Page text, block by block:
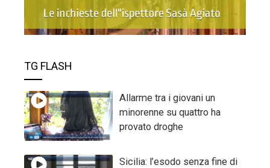
TG FLASH
Allarme tra i giovani un
minorenne su quattro ha
provato droghe
Sicilia: l’esodo senza fine di